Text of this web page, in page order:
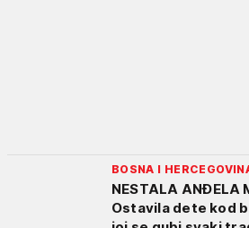
BOSNA I
NESTALA ANĐELA
Ostavila dete kod